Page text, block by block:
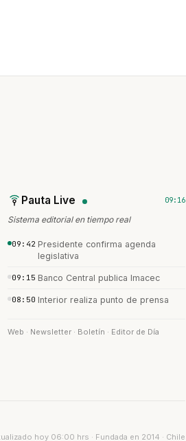
Pauta Live 09:16
Sistema editorial en tiempo real
09:42 Presidente confirma agenda
legislativa
09:15 Banco Central publica Imacec
08:50 Interior realiza punto de prensa
Web · Newsletter · Boletín · Editor de Día
hoy 06:00 hrs · Fundada en 2014 · Chile